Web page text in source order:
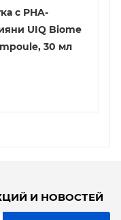
с PHA-
UIQ Biome
30 мл
И НОВОСТЕЙ